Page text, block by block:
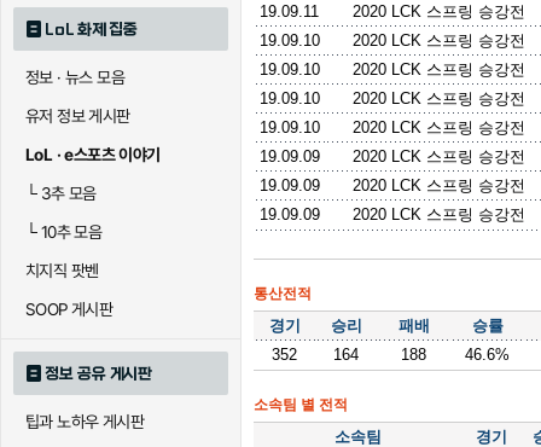
LoL 화제 집중
정보 · 뉴스 모음
유저 정보 게시판
LoL · e스포츠 이야기
└3추 모음
└10추 모음
치지직 팟벤
SOOP 게시판
정보 공유 게시판
팁과 노하우 게시판
19.09.11
2020 LCK 스프링 승강전
19.09.10
2020 LCK 스프링 승강전
19.09.10
2020 LCK 스프링 승강전
19.09.10
2020 LCK 스프링 승강전
19.09.10
2020 LCK 스프링 승강전
19.09.09
2020 LCK 스프링 승강전
19.09.09
2020 LCK 스프링 승강전
19.09.09
2020 LCK 스프링 승강전
통산전적
경기 승리 패배
승률
352
164 188 46.6%
소속팀 별 전적
소속팀 경기